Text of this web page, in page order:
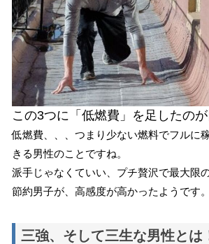
この3つに「低燃費」を足したのが
低燃費、、、つまり少ない燃料でフルに
きる男性のことですね。
派手じゃなくていい、プチ贅沢で最大限
節約男子が、高感度が高かったようです。
三強、そして三生な男性とは